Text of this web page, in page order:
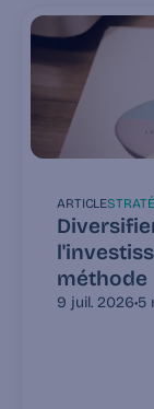
ARTICLE
méthode
9 juil. 2026•5